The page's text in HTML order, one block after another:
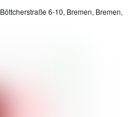
Böttcherstraße 6-10, Bremen, Bremen,